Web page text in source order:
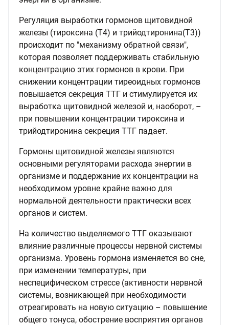
Регуляция выработки гормонов щитовидной
железы (тироксина (Т4) и трийодтиронина(Т3))
происходит по "механизму обратной связи",
которая позволяет поддерживать стабильную
концентрацию этих гормонов в крови. При
снижении концентрации тиреоидных гормонов
повышается секреция ТТГ и стимулируется их
выработка щитовидной железой и, наоборот, –
при повышении концентрации тироксина и
трийодтиронина секреция ТТГ падает.
Гормоны щитовидной железы являются
основными регуляторами расхода энергии в
организме и поддержание их концентрации на
необходимом уровне крайне важно для
нормальной деятельности практически всех
органов и систем.
На количество выделяемого ТТГ оказывают
влияние различные процессы нервной системы
организма. Уровень гормона изменяется во сне,
при изменении температуры, при
неспецифическом стрессе (активности нервной
системы, возникающей при необходимости
отреагировать на новую ситуацию – повышение
общего тонуса, обострение восприятия органов